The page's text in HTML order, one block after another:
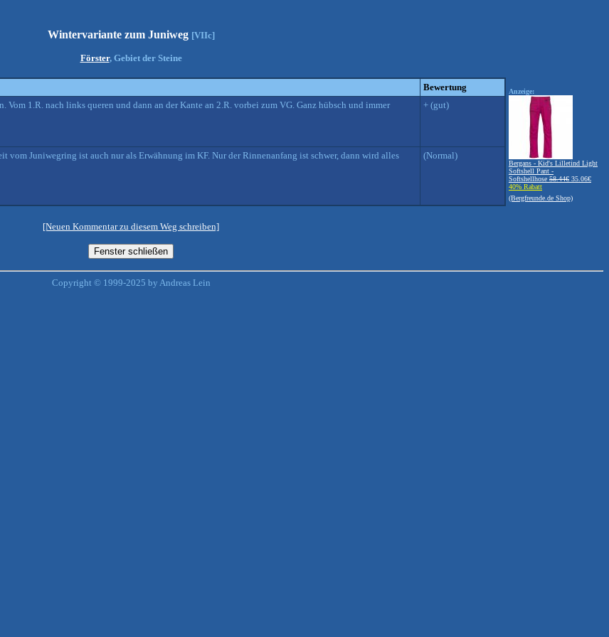
Wintervariante zum Juniweg [VIIc]
Förster, Gebiet der Steine
Bewertung
Vom 1.R. nach links queren und dann an der Kante an 2.R. vorbei zum VG. Ganz hübsch und immer
+ (gut)
Juniwegring ist auch nur als Erwähnung im KF. Nur der Rinnenanfang ist schwer, dann wird alles
(Normal)
Anzeige:
Bergans - Kid's Lilletind Light
Softshell Pant -
Softshellhose 58.44€ 35.06€
40% Rabatt
(Bergfreunde.de Shop)
[Neuen Kommentar zu diesem Weg schreiben]
Copyright © 1999-2025 by Andreas Lein